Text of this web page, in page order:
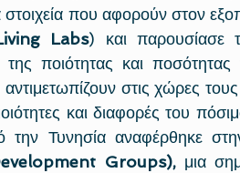
που αφορούν στον
Labs) και παρουσίασε
ποιότητας και
στις χώρες τους
και διαφορές του
Τυνησία αναφέρθηκε
Groups), μια